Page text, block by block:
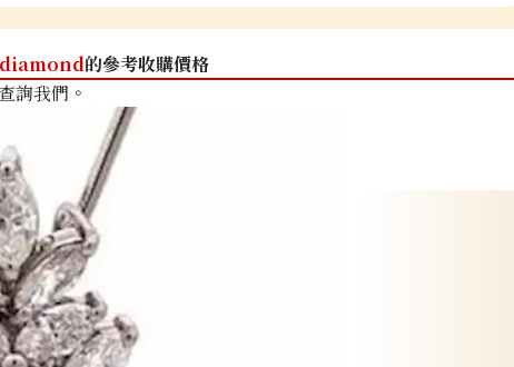
diamond的參考收購價格
詢我們。